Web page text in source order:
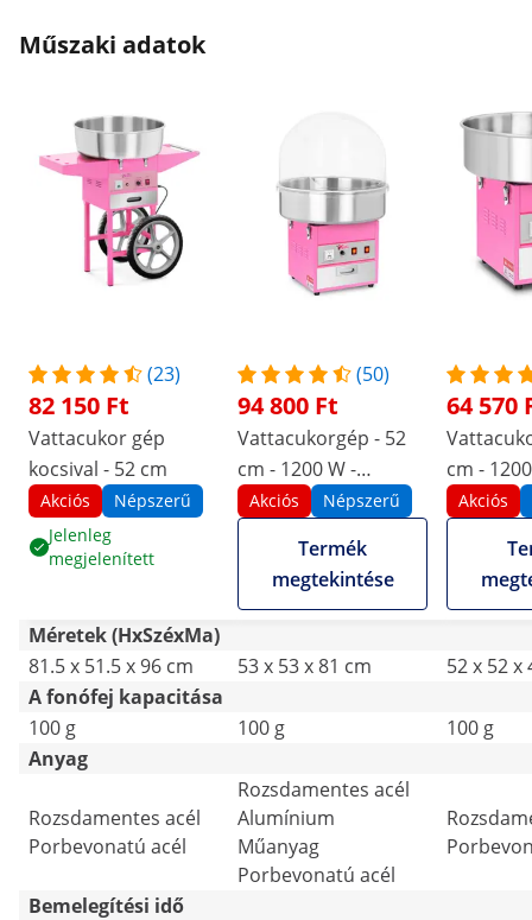
Műszaki adatok
(23)
82 150 Ft
Vattacukor gép
kocsival - 52 cm
Akciós
Népszerű
Jelenleg
megjelenített
(50)
94 800 Ft
Vattacukorgép - 52
cm - 1200 W -
búrával
Akciós Népszerű
Termék
megtekintése
64 570
cm -
Akciós
Méretek (HxSzéxMa)
81.5 x 51.5 x 96 cm
53 x 53 x 81 cm
52 x 52 x
A fonófej kapacitása
100 g
100 g
100 g
Anyag
Rozsdamentes acél
Porbevonatú acél
Rozsdamentes acél
Alumínium
Műanyag
Porbevonatú acél
Bemelegítési idő